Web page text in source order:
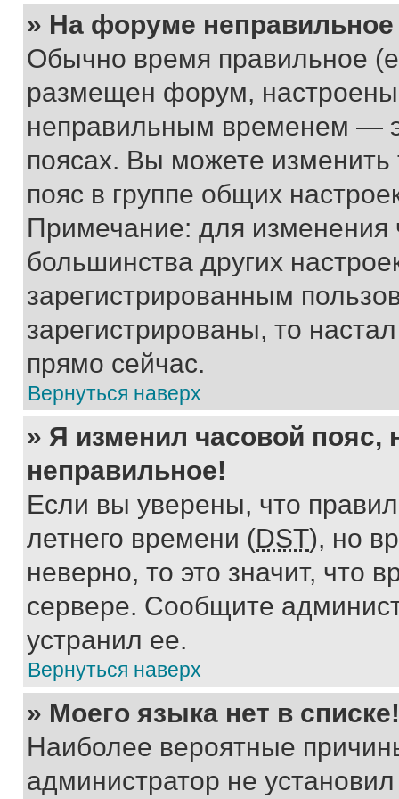
» На форуме
Обычно время правильное
размещен форум, настроены
неправильным временем —
поясах. Вы можете изменить
пояс в группе общих
Примечание: для изменения
большинства других
зарегистрированным
зарегистрированы, то
прямо сейчас.
Вернуться наверх
» Я изменил часовой пояс,
неправильное!
Если вы уверены, что
летнего времени (DST), но
неверно, то это значит, что
сервере. Сообщите
устранил ее.
Вернуться наверх
» Моего языка нет в списке!
Наиболее вероятные
администратор не